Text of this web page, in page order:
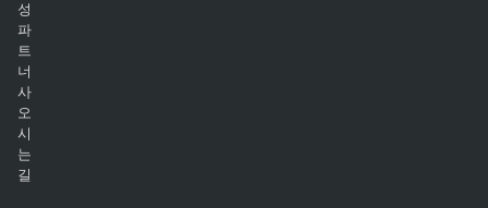
성
파
트
너
사
오
시
는
길